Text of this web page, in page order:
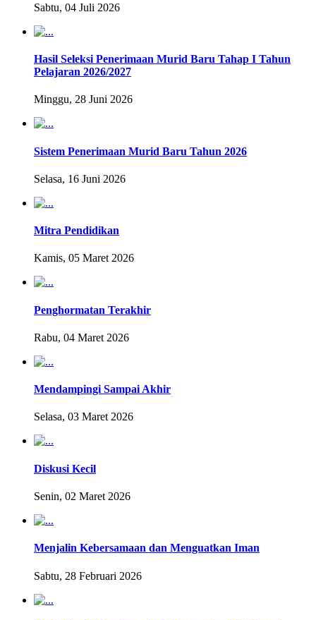
Sabtu, 04 Juli 2026
Hasil Seleksi Penerimaan Murid Baru Tahap I Tahun
Pelajaran 2026/2027
Minggu, 28 Juni 2026
Sistem Penerimaan Murid Baru Tahun 2026
Selasa, 16 Juni 2026
Mitra Pendidikan
Kamis, 05 Maret 2026
Penghormatan Terakhir
Rabu, 04 Maret 2026
Mendampingi Sampai Akhir
Selasa, 03 Maret 2026
Diskusi Kecil
Senin, 02 Maret 2026
Menjalin Kebersamaan dan Menguatkan Iman
Sabtu, 28 Februari 2026